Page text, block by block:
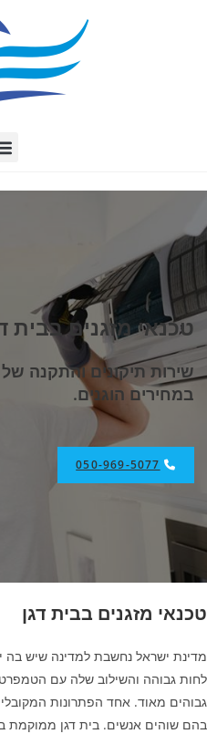
טכנאי מזגנים בבית
שירות תיקונים והתקנה
במחירים הוגנים.
050-969-5077
טכנאי מזגנים בבית דגן
מדינת ישראל נחשבת למדינה שיש בה
לחות גבוהה והשילוב שלה עם
גבוהים מאוד. אחד הפתרונות
בהם שוהים אנשים. בית דגן ממוקמת